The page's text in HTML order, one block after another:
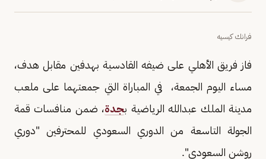
فرانك كيسيه
فاز فريق الأهلي على ضيفه القادسية بهدفين مقابل هدف،
مساء اليوم الجمعة، في المباراة التي جمعتهما على ملعب
مدينة الملك عبدالله الرياضية بجدة، ضمن منافسات قمة
الجولة التاسعة من الدوري السعودي للمحترفين "دوري
روشن السعودي".